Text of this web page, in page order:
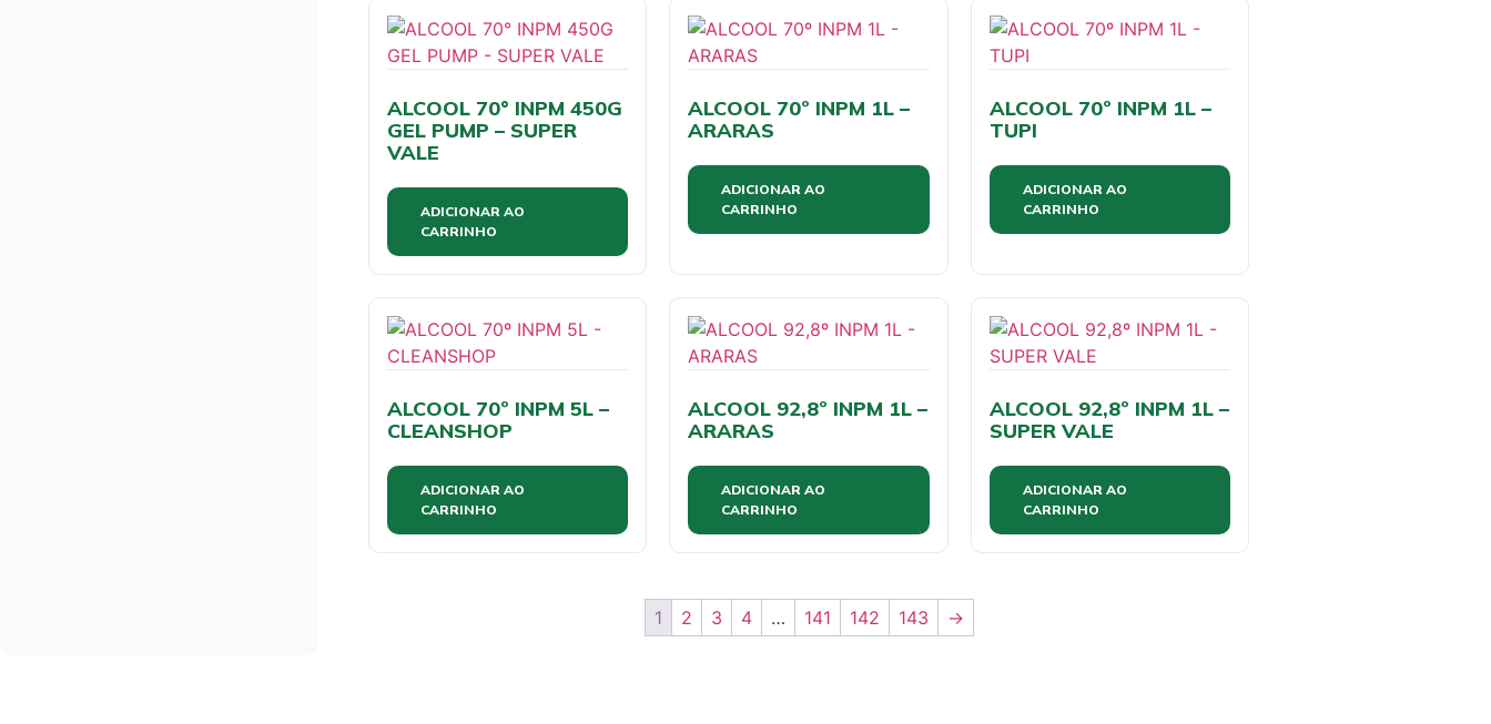
ALCOOL 70° INPM 450G
GEL PUMP – SUPER
VALE
ADICIONAR AO
CARRINHO
ALCOOL 70º INPM 1L –
ARARAS
ADICIONAR AO
CARRINHO
ALCOOL 70º INPM 1L –
TUPI
ADICIONAR AO
CARRINHO
ALCOOL 70º INPM 5L –
CLEANSHOP
ADICIONAR AO
CARRINHO
ALCOOL 92,8º INPM 1L –
ARARAS
ADICIONAR AO
CARRINHO
ALCOOL 92,8º INPM 1L –
SUPER VALE
ADICIONAR AO
CARRINHO
1 2 3 4 … 141 142 143 →